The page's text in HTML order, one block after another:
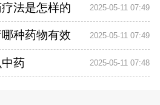
法是怎样的 2025-05-11 07:49
种药物有效 2025-05-11 07:49
药 2025-05-11 07:48